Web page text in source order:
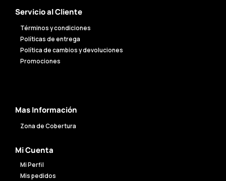
Servicio al Cliente
Términos y condiciones
Políticas de entrega
Política de cambios y devoluciones
Promociones
Mas Información
Zona de Cobertura
Mi Cuenta
Mi Perfil
Mis pedidos